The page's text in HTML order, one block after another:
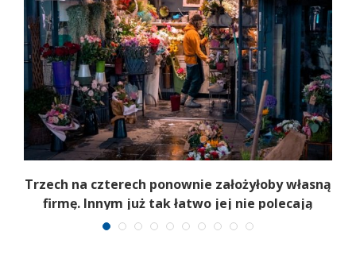
Trzech na czterech ponownie założyłoby własną
firmę. Innym już tak łatwo jej nie polecają